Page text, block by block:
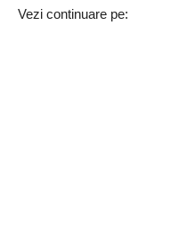
Vezi continuare pe: